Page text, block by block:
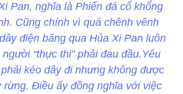
Pan, nghĩa là Phiến đá cổ khổng
Cũng chính vì quá chênh vênh
điện băng qua Hủa Xi Pan luôn
“thực thi” phải đau đầu.Yêu
kéo dây đi nhưng không được
rừng. Điều ấy đồng nghĩa với việc